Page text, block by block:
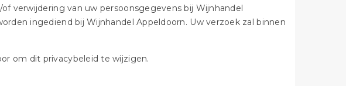
verwijdering van uw persoonsgegevens bij Wijnhandel
ingediend bij Wijnhandel Appeldoorn. Uw verzoek zal binnen
om dit privacybeleid te wijzigen.